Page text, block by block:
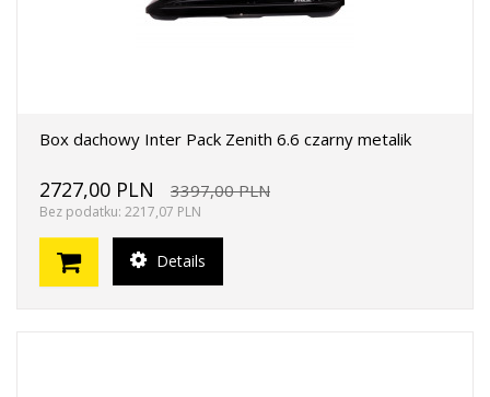
Box dachowy Inter Pack Zenith 6.6 czarny metalik
2727,00 PLN 3397,00 PLN
Bez podatku: 2217,07 PLN
Details